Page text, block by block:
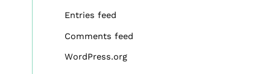
Entries feed
Comments feed
WordPress.org